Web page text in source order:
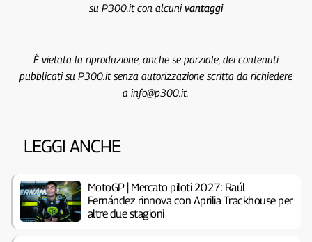
su P300.it con alcunivantaggi
È vietata la riproduzione, anche se parziale, dei contenuti
pubblicati su P300.it senza autorizzazione scritta da richiedere
a info@p300.it.
LEGGI ANCHE
MotoGP | Mercato piloti 2027: Raúl
Fernández rinnova con Aprilia Trackhouse per
altre due stagioni